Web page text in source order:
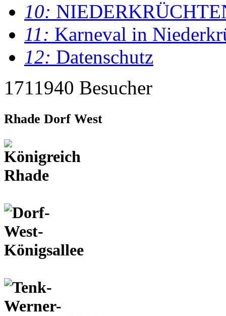
10:
11: Karneval in
12: Datenschutz
1711940 Besucher
Rhade Dorf West